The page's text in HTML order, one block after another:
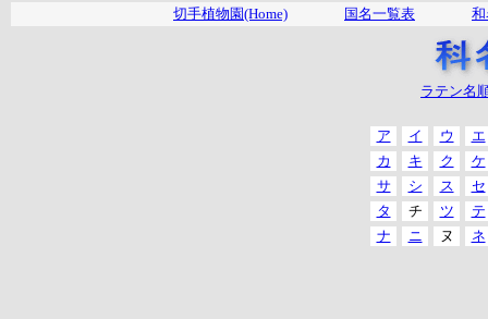
切手植物園(Home) 国名一覧表
ラテン名
ア イ ウ
エ
カ
キ ク
ケ
サ
シ ス
セ
タ
チ ツ
テ
ナ
ニ ヌ ネ